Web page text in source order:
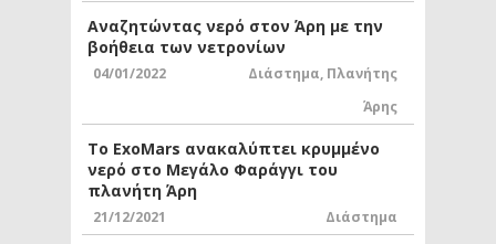
Αναζητώντας νερό στον Άρη με την
βοήθεια των νετρονίων
04/01/2022 Διάστημα, Πλανήτης
Άρης
Το ExoMars ανακαλύπτει κρυμμένο
νερό στο Μεγάλο Φαράγγι του
πλανήτη Άρη
21/12/2021 Διάστημα